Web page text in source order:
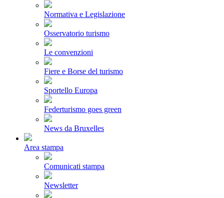
Normativa e Legislazione
Osservatorio turismo
Le convenzioni
Fiere e Borse del turismo
Sportello Europa
Federturismo goes green
News da Bruxelles
Area stampa
Comunicati stampa
Newsletter